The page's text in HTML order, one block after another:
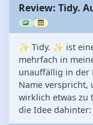
Review: Tidy.
✨ Tidy. ✨ ist
mehrfach in
unauffällig in der
Name verspricht,
wirklich etwas zu
die Idee